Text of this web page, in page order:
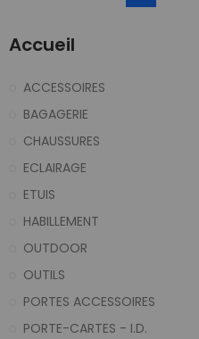
Accueil
ACCESSOIRES
BAGAGERIE
CHAUSSURES
ECLAIRAGE
ETUIS
HABILLEMENT
OUTDOOR
OUTILS
PORTES ACCESSOIRES
PORTE-CARTES - I.D.